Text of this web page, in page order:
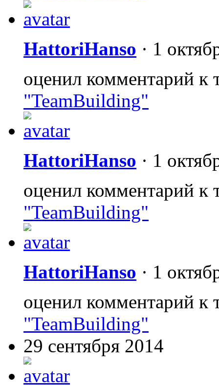
HattoriHanso · 1
оценил комментарий к
"TeamBuilding"
HattoriHanso · 1
оценил комментарий к
"TeamBuilding"
HattoriHanso · 1
оценил комментарий к
"TeamBuilding"
29 сентября 2014